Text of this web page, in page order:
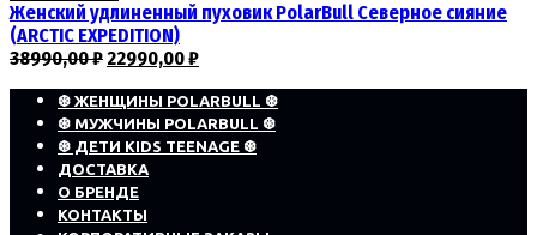
Женский удлиненный пуховик PolarBull Северное сияние
(ARCTIC EXPEDITION)
38990,00₽22990,00₽
❆ ЖЕНЩИНЫ POLARBULL ❆
❆ МУЖЧИНЫ POLARBULL ❆
❆ ДЕТИ KIDS TEENAGE ❆
ДОСТАВКА
О БРЕНДЕ
КОНТАКТЫ